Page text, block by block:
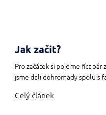
Jak začít?
Pro začátek si pojďme říct
jsme dali dohromady spolu s
Celý článek